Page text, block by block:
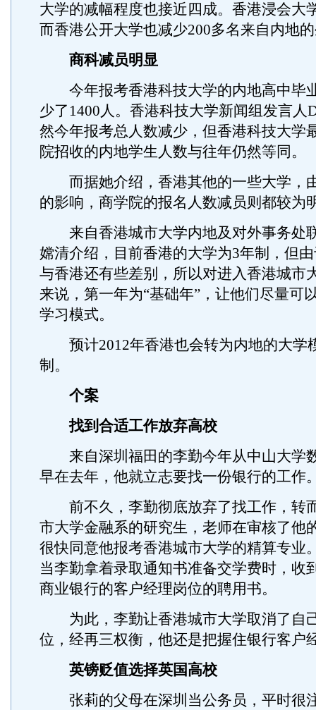
大学的减幅程度也接近四成。香港浸会大
而香港公开大学也减少200多名来自内地
商科减员明显
今年报考香港科技大学的内地高中毕
少了1400人。香港科技大学新闻组发言人
然今年报考总人数减少，但香港科技大学
院招收的内地学生人数与往年仍然等同。
而据她介绍，香港其他的一些大学，
的影响，商学院的报名人数减员则都较为
来自香港城市大学内地及对外事务处
嫦清介绍，目前香港的大学为3年制，但
与香港还有些差别，所以对进入香港城市
来说，第一年为“基础年”，让他们尽量可
学习模式。
预计2012年香港也会转为内地的大学
制。
个案
找到合适工作放弃高校
来自深圳福田的李勤今年从中山大学
早在去年，他就立志要找一份银行的工作
前不久，李勤彻底放弃了找工作，转
市大学金融系的研究生，老师在审核了他
很快同意他报考香港城市大学的精算专业
当李勤拿着录取通知书准备交学费时，收
商业银行的客户经理岗位的聘用书。
为此，李勤让香港城市大学取消了自
位，经再三权衡，他还是把握住银行客户
英镑贬值选择英国高校
张莉的父母在深圳当公务员，平时很